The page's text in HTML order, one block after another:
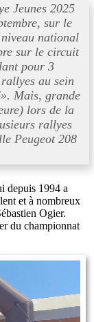
Jeunes 2025
sur le
national
sur le circuit
pour 3
au sein
». Mais, grande
lors de la
rallyes
Peugeot 208
depuis 1994 a
et à nombreux
Ogier.
du championnat